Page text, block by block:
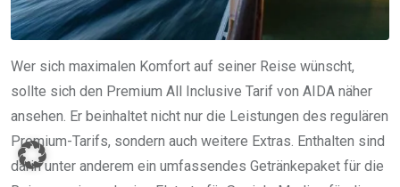
Wer sich maximalen Komfort auf seiner Reise wünscht,
sollte sich den Premium All Inclusive Tarif von AIDA näher
ansehen. Er beinhaltet nicht nur die Leistungen des regulären
Premium-Tarifs, sondern auch weitere Extras. Enthalten sind
darin unter anderem ein umfassendes Getränkepaket für die